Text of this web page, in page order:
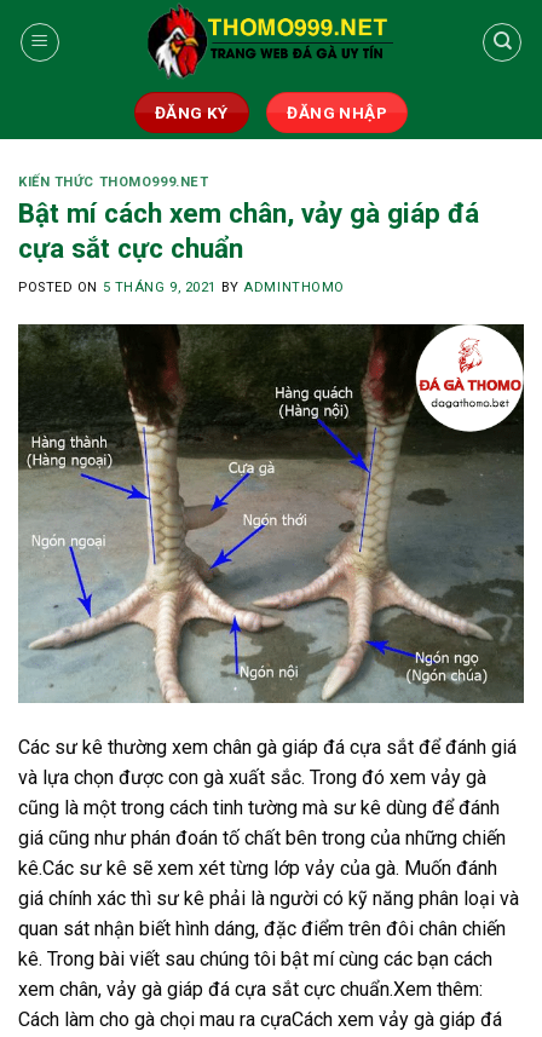
ĐĂNG KÝ ĐĂNG NHẬP
KIẾN THỨC THOMO999.NET
Bật mí cách xem chân, vảy gà giáp đá
cựa sắt cực chuẩn
POSTED ON 5 THÁNG 9, 2021 BYADMINTHOMO
Các sư kê thường xem chân gà giáp đá cựa sắt để đánh giá
và lựa chọn được con gà xuất sắc. Trong đó xem vảy gà
cũng là một trong cách tinh tường mà sư kê dùng để đánh
giá cũng như phán đoán tố chất bên trong của những chiến
kê.Các sư kê sẽ xem xét từng lớp vảy của gà. Muốn đánh
giá chính xác thì sư kê phải là người có kỹ năng phân loại và
quan sát nhận biết hình dáng, đặc điểm trên đôi chân chiến
kê. Trong bài viết sau chúng tôi bật mí cùng các bạn cách
xem chân, vảy gà giáp đá cựa sắt cực chuẩn.Xem thêm:
Cách làm cho gà chọi mau ra cựaCách xem vảy gà giáp đá